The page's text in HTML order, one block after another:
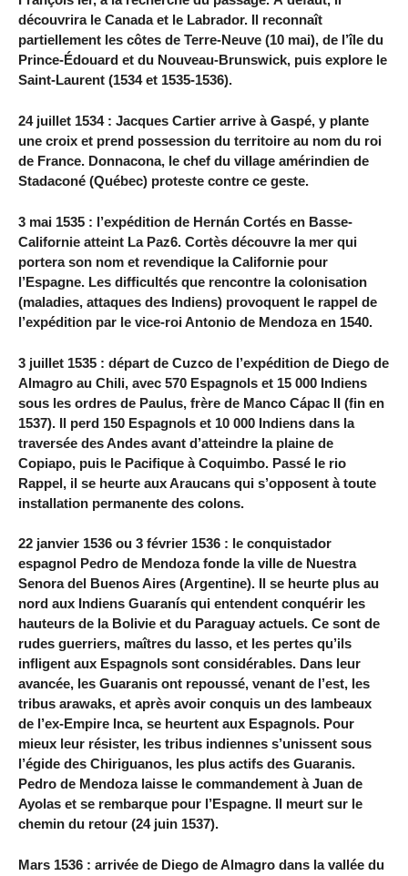
découvrira le Canada et le Labrador. Il reconnaît
partiellement les côtes de Terre-Neuve (10 mai), de l’île du
Prince-Édouard et du Nouveau-Brunswick, puis explore le
Saint-Laurent (1534 et 1535-1536).
24 juillet 1534 : Jacques Cartier arrive à Gaspé, y plante
une croix et prend possession du territoire au nom du roi
de France. Donnacona, le chef du village amérindien de
Stadaconé (Québec) proteste contre ce geste.
3 mai 1535 : l’expédition de Hernán Cortés en Basse-
Californie atteint La Paz6. Cortès découvre la mer qui
portera son nom et revendique la Californie pour
l’Espagne. Les difficultés que rencontre la colonisation
(maladies, attaques des Indiens) provoquent le rappel de
l’expédition par le vice-roi Antonio de Mendoza en 1540.
3 juillet 1535 : départ de Cuzco de l’expédition de Diego de
Almagro au Chili, avec 570 Espagnols et 15 000 Indiens
sous les ordres de Paulus, frère de Manco Cápac II (fin en
1537). Il perd 150 Espagnols et 10 000 Indiens dans la
traversée des Andes avant d’atteindre la plaine de
Copiapo, puis le Pacifique à Coquimbo. Passé le rio
Rappel, il se heurte aux Araucans qui s’opposent à toute
installation permanente des colons.
22 janvier 1536 ou 3 février 1536 : le conquistador
espagnol Pedro de Mendoza fonde la ville de Nuestra
Senora del Buenos Aires (Argentine). Il se heurte plus au
nord aux Indiens Guaranís qui entendent conquérir les
hauteurs de la Bolivie et du Paraguay actuels. Ce sont de
rudes guerriers, maîtres du lasso, et les pertes qu’ils
infligent aux Espagnols sont considérables. Dans leur
avancée, les Guaranis ont repoussé, venant de l’est, les
tribus arawaks, et après avoir conquis un des lambeaux
de l’ex-Empire Inca, se heurtent aux Espagnols. Pour
mieux leur résister, les tribus indiennes s’unissent sous
l’égide des Chiriguanos, les plus actifs des Guaranis.
Pedro de Mendoza laisse le commandement à Juan de
Ayolas et se rembarque pour l’Espagne. Il meurt sur le
chemin du retour (24 juin 1537).
Mars 1536 : arrivée de Diego de Almagro dans la vallée du